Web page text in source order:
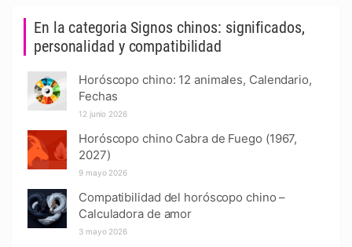
En la categoria Signos chinos: significados,
personalidad y compatibilidad
Horóscopo chino: 12 animales, Calendario,
Fechas
12 junio 2026
Horóscopo chino Cabra de Fuego (1967,
2027)
9 mayo 2026
Compatibilidad del horóscopo chino –
Calculadora de amor
3 mayo 2026